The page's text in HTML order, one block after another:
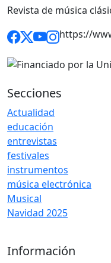
Revista de música
https://
Secciones
Actualidad
educación
entrevistas
festivales
instrumentos
música electrónica
Musical
Navidad 2025
Información